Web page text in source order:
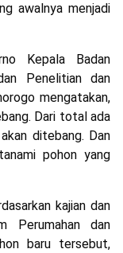
awalnya menjadi
Kepala Badan
Penelitian dan
mengatakan,
Dari total ada
ditebang. Dan
pohon yang
kajian dan
Perumahan dan
baru tersebut,